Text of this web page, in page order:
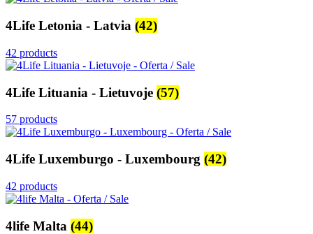
4Life Letonia - Latvia (42)
42 products
4Life Lituania - Lietuvoje (57)
57 products
4Life Luxemburgo - Luxembourg (42)
42 products
4life Malta (44)